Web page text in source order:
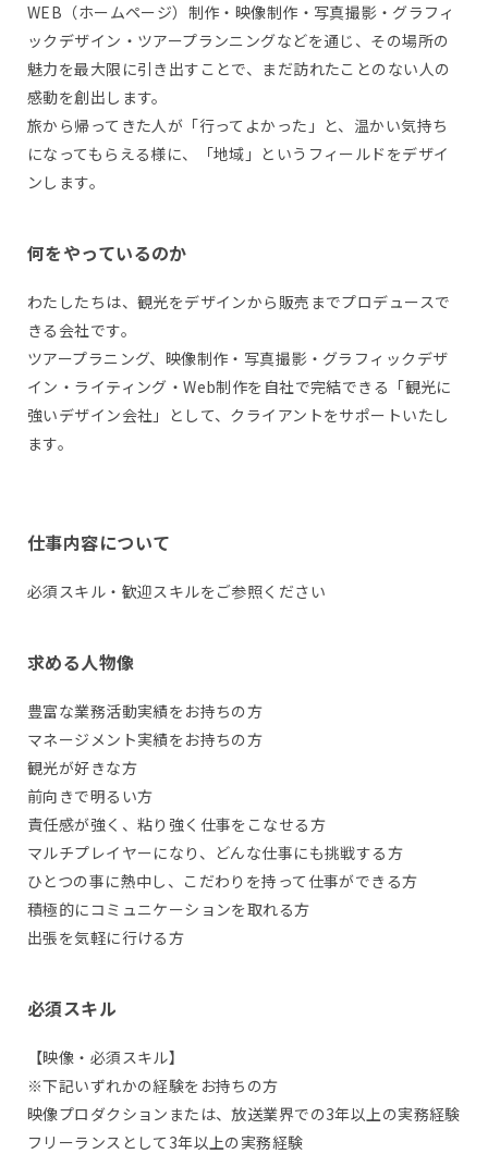
WEB（ホームページ）制作・映像制作・写真撮影・グラフィ
ックデザイン・ツアープランニングなどを通じ、その場所の
魅力を最大限に引き出すことで、まだ訪れたことのない人の
感動を創出します。
旅から帰ってきた人が「行ってよかった」と、温かい気持ち
になってもらえる様に、「地域」というフィールドをデザイ
ンします。
何をやっているのか
わたしたちは、観光をデザインから販売までプロデュースで
きる会社です。
ツアープラニング、映像制作・写真撮影・グラフィックデザ
イン・ライティング・Web制作を自社で完結できる「観光に
強いデザイン会社」として、クライアントをサポートいたし
ます。
仕事内容について
必須スキル・歓迎スキルをご参照ください
求める人物像
豊富な業務活動実績をお持ちの方
マネージメント実績をお持ちの方
観光が好きな方
前向きで明るい方
責任感が強く、粘り強く仕事をこなせる方
マルチプレイヤーになり、どんな仕事にも挑戦する方
ひとつの事に熱中し、こだわりを持って仕事ができる方
積極的にコミュニケーションを取れる方
出張を気軽に行ける方
必須スキル
【映像・必須スキル】
※下記いずれかの経験をお持ちの方
映像プロダクションまたは、放送業界での3年以上の実務経験
フリーランスとして3年以上の実務経験